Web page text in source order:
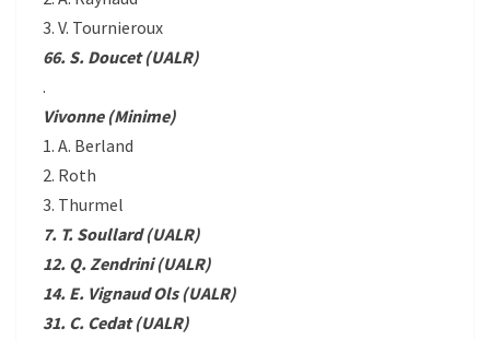
3. V. Tournieroux
66. S. Doucet (UALR)
.
Vivonne (Minime)
1. A. Berland
2. Roth
3. Thurmel
7. T. Soullard (UALR)
12. Q. Zendrini (UALR)
14. E. Vignaud Ols (UALR)
31. C. Cedat (UALR)